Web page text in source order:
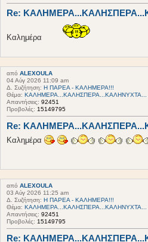
Re:
Καλημέρα
από ALEXOULA
04 Αύγ 2026 11:09 am
Δ. Συζήτηση: Η ΠΑΡΕΑ - ΚΑΛΗΜΕΡΑ!!!
Θέμα: ΚΑΛΗΜΕΡΑ...ΚΑΛΗΣΠΕΡΑ...ΚΑΛΗΝΥΧΤΑ...
Απαντήσεις: 92451
Προβολές: 15149795
Re:
Καλημέρα
από ALEXOULA
03 Αύγ 2026 11:25 am
Δ. Συζήτηση: Η ΠΑΡΕΑ - ΚΑΛΗΜΕΡΑ!!!
Θέμα: ΚΑΛΗΜΕΡΑ...ΚΑΛΗΣΠΕΡΑ...ΚΑΛΗΝΥΧΤΑ...
Απαντήσεις: 92451
Προβολές: 15149795
Re: